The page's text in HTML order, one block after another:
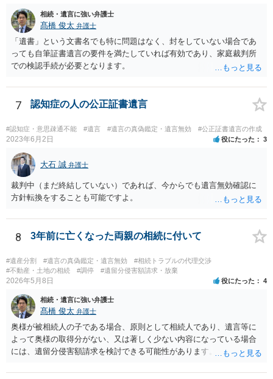
相続・遺言に強い弁護士
髙橋 俊太 弁護士
「遺書」という文書名でも特に問題はなく、封をしていない場合であ
っても自筆証書遺言の要件を満たしていれば有効であり、家庭裁判所
での検認手続が必要となります。
7 認知症の人の公正証書遺言
#認知症・意思疎通不能 #遺言 #遺言の真偽鑑定・遺言無効 #公正証書遺言の作成
2023年6月2日 役にたった 3
大石 誠 弁護士
裁判中（まだ終結していない）であれば、今からでも遺言無効確認に
方針転換をすることも可能ですよ。
8 3年前に亡くなった両親の相続に付いて
#遺産分割 #遺言の真偽鑑定・遺言無効
#相続トラブルの代理交渉
#不動産・土地の相続
#調停 #遺留分侵害額請求・放棄
2026年5月8日 役にたった 4
相続・遺言に強い弁護士
髙橋 俊太 弁護士
奥様が被相続人の子である場合、原則として相続人であり、遺言等に
よって奥様の取得分がない、又は著しく少ない内容になっている場合
には、遺留分侵害額請求を検討できる可能性があります。ただし、
記の義務化に関する説明と混同されている可能性があります。相続登